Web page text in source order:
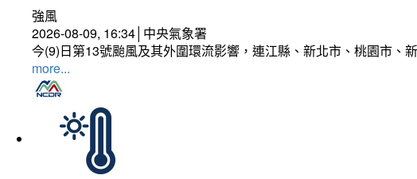
強風
2026-08-09, 16:34│中央氣象署
今(9)日第13號颱風及其外圍環流影響，連江縣、新北市、桃園市、
more...